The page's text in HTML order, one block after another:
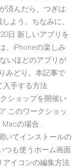
済んだら、つぎは
よう。ちなみに、
日 新しいアプリを
、iPhoneの楽しみ
いほどのアプリが
みどり。本記事で
入手する方法
ショップを開催い
このワークショッ
の場合.
いてインストールの
つも使うホーム画面
アイコンの編集方法